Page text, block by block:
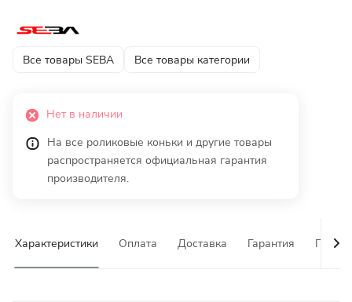
Все товары SEBA Все товары категории
Нет в наличии
На все роликовые коньки и другие товары
распространяется официальная гарантия
производителя.
Характеристики Оплата Доставка Гарантия